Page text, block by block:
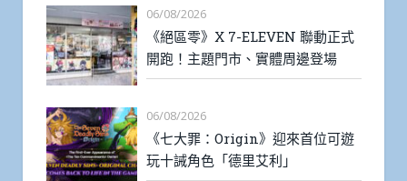
06/08/2026
《絕區零》X 7-ELEVEN 聯動正式
開跑！主題門市、實體周邊登場
06/08/2026
《七大罪：Origin》迎來首位可遊
玩十誡角色「德里艾利」